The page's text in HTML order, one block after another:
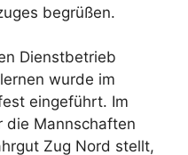
begrüßen.
Dienstbetrieb
wurde im
eingeführt. Im
die Mannschaften
Zug Nord stellt,